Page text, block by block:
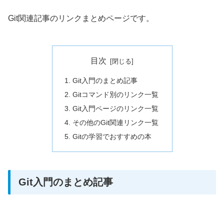
Git関連記事のリンクまとめページです。
目次
Git入門のまとめ記事
Gitコマンド別のリンク一覧
Git入門ページのリンク一覧
その他のGit関連リンク一覧
Gitの学習でおすすめの本
Git入門のまとめ記事